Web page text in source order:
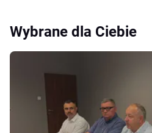
Wybrane dla Ciebie